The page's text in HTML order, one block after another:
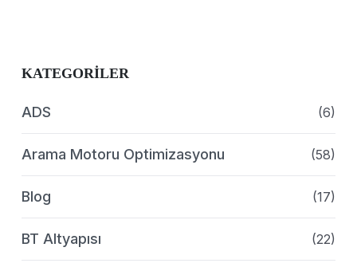
KATEGORILER
ADS (6)
Arama Motoru Optimizasyonu (58)
Blog (17)
BT Altyapısı (22)